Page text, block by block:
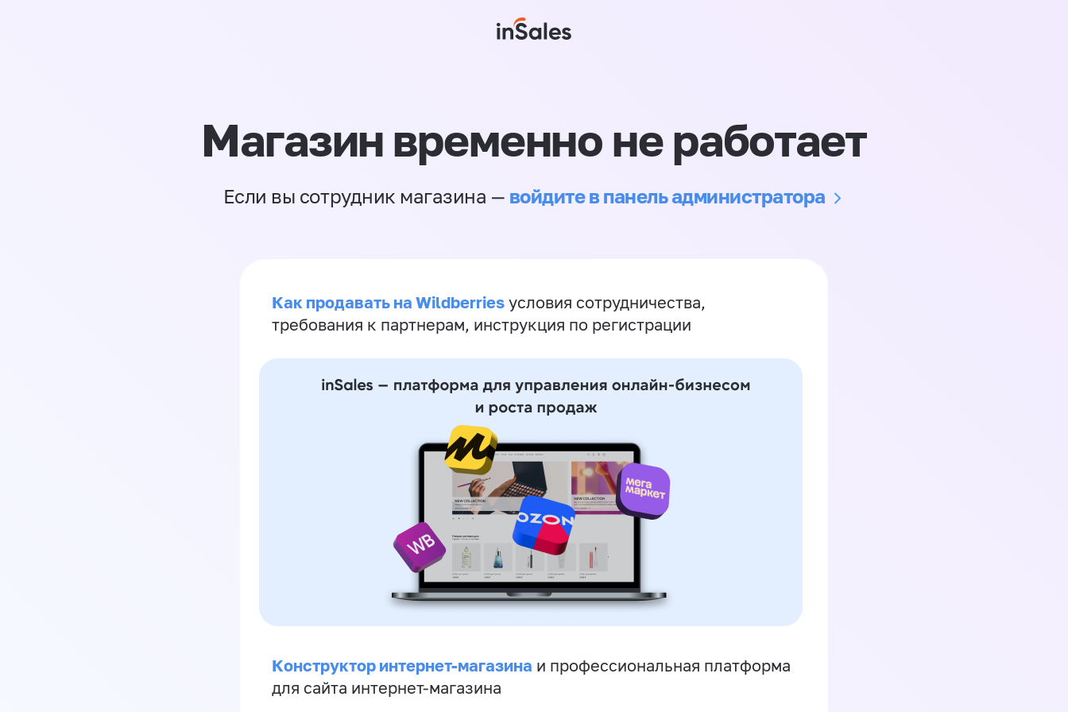
Магазин временно не работает
Если вы сотрудник магазина — войдите в панель администратора
Как продавать на Wildberries условия сотрудничества,
требования к партнерам, инструкция по регистрации
Конструктор интернет-магазина и профессиональная платформа
для сайта интернет-магазина